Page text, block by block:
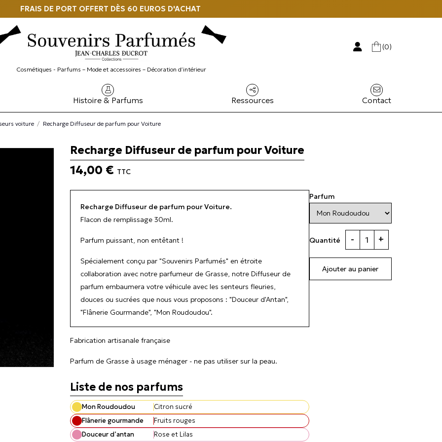
FRAIS DE PORT OFFERT DÈS 60 EUROS D'ACHAT
Cosmétiques - Parfums – Mode et accessoires – Décoration d’intérieur
(0)
Histoire & Parfums Ressources Contact
voiture Recharge Diffuseur de parfum pour Voiture
Recharge Diffuseur de parfum pour Voiture
14,00 € TTC
Recharge Diffuseur de parfum pour Voiture.
Flacon de remplissage 30ml.
Parfum puissant, non entêtant !
Spécialement conçu par "Souvenirs Parfumés" en étroite
collaboration avec notre parfumeur de Grasse, notre Diffuseur de
parfum embaumera votre véhicule avec les senteurs fleuries,
douces ou sucrées que nous vous proposons : "Douceur d'Antan",
"Flânerie Gourmande", "Mon Roudoudou".
Fabrication artisanale française
Parfum de Grasse à usage ménager - ne pas utiliser sur la peau.
Liste de nos parfums
Mon Roudoudou
Citron sucré
Flânerie gourmande
Fruits rouges
Douceur d’antan
Rose et Lilas
Parfum
Quantité - +
Ajouter au panier